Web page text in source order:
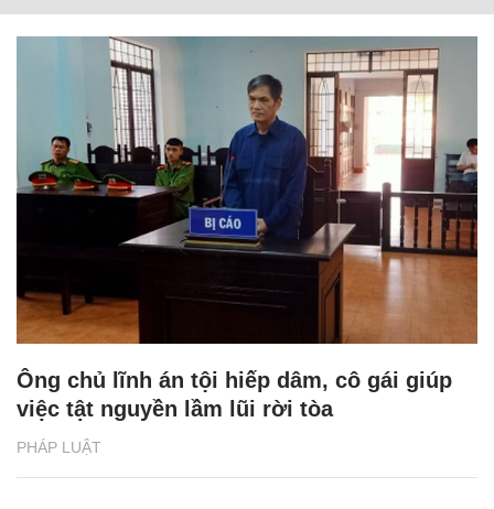
PHÁP LUẬT
Ông chủ lĩnh án tội hiếp dâm, cô gái giúp
việc tật nguyền lầm lũi rời tòa